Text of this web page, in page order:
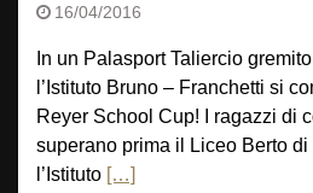
16/04/2016
In un Palasport Taliercio
l’Istituto Bruno – Franchetti si
Reyer School Cup! I ragazzi di
superano prima il Liceo Berto
l’Istituto […]